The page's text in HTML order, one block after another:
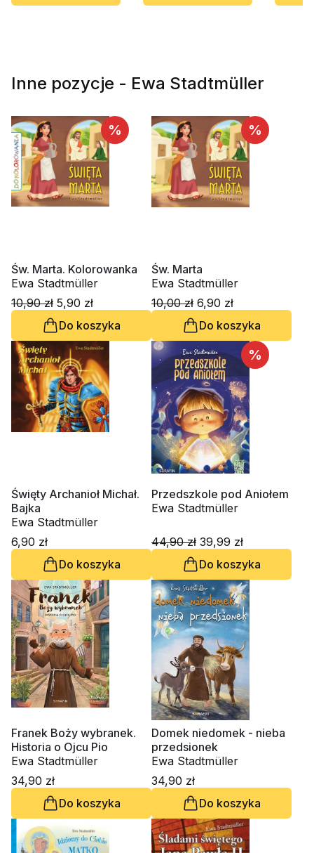
Inne pozycje - Ewa Stadtmüller
%
Św. Marta. Kolorowanka
Ewa Stadtmüller
10,90 zł 5,90 zł
Do koszyka
%
Św. Marta
Ewa Stadtmüller
10,00 zł 6,90 zł
Do koszyka
Święty Archanioł Michał.
Bajka
Ewa Stadtmüller
6,90 zł
Do koszyka
%
Przedszkole pod Aniołem
Ewa Stadtmüller
44,90 zł 39,99 zł
Do koszyka
Franek Boży wybranek.
Historia o Ojcu Pio
Ewa Stadtmüller
34,90 zł
Do koszyka
Domek niedomek - nieba
przedsionek
Ewa Stadtmüller
34,90 zł
Do koszyka